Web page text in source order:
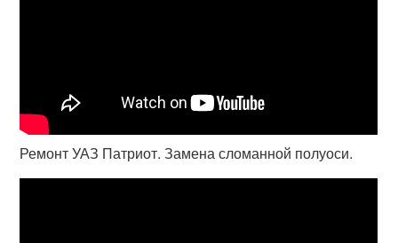
Ремонт УАЗ Патриот. Замена сломанной полуоси.